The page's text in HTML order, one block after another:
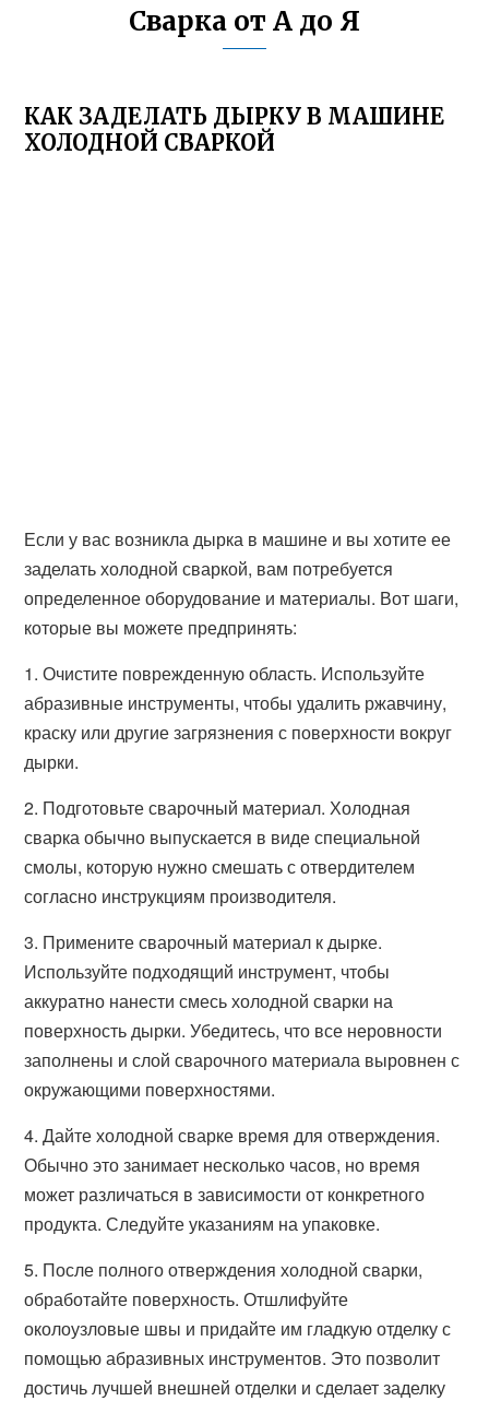
Сварка от А до Я
КАК ЗАДЕЛАТЬ ДЫРКУ В МАШИНЕ
ХОЛОДНОЙ СВАРКОЙ
Если у вас возникла дырка в машине и вы хотите ее
заделать холодной сваркой, вам потребуется
определенное оборудование и материалы. Вот шаги,
которые вы можете предпринять:
1. Очистите поврежденную область. Используйте
абразивные инструменты, чтобы удалить ржавчину,
краску или другие загрязнения с поверхности вокруг
дырки.
2. Подготовьте сварочный материал. Холодная
сварка обычно выпускается в виде специальной
смолы, которую нужно смешать с отвердителем
согласно инструкциям производителя.
3. Примените сварочный материал к дырке.
Используйте подходящий инструмент, чтобы
аккуратно нанести смесь холодной сварки на
поверхность дырки. Убедитесь, что все неровности
заполнены и слой сварочного материала выровнен с
окружающими поверхностями.
4. Дайте холодной сварке время для отверждения.
Обычно это занимает несколько часов, но время
может различаться в зависимости от конкретного
продукта. Следуйте указаниям на упаковке.
5. После полного отверждения холодной сварки,
обработайте поверхность. Отшлифуйте
околоузловые швы и придайте им гладкую отделку с
помощью абразивных инструментов. Это позволит
достичь лучшей внешней отделки и сделает заделку